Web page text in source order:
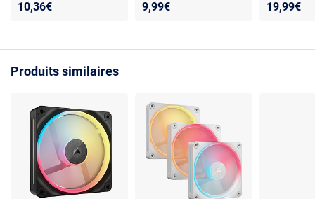
10,36€ 9,99€
et AMD
19,99€
Produits similaires